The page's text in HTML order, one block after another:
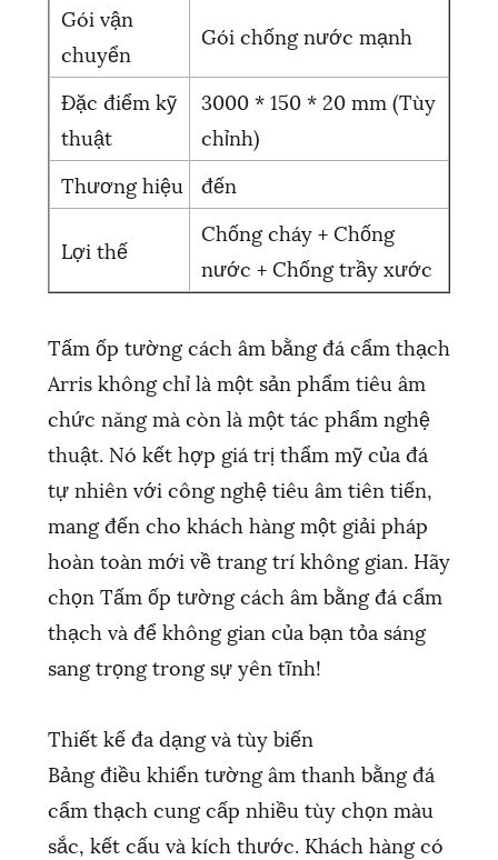
Gói vận
chuyển
Gói chống nước mạnh
Đặc điểm kỹ
thuật
3000 * 150 * 20 mm (Tùy
chỉnh)
Thương hiệu
đến
Lợi thế
Chống cháy + Chống
nước + Chống trầy xước
Tấm ốp tường cách âm bằng đá cẩm thạch
Arris không chỉ là một sản phẩm tiêu âm
chức năng mà còn là một tác phẩm nghệ
thuật. Nó kết hợp giá trị thẩm mỹ của đá
tự nhiên với công nghệ tiêu âm tiên tiến,
mang đến cho khách hàng một giải pháp
hoàn toàn mới về trang trí không gian. Hãy
chọn Tấm ốp tường cách âm bằng đá cẩm
thạch và để không gian của bạn tỏa sáng
sang trọng trong sự yên tĩnh!
Thiết kế đa dạng và tùy biến
Bảng điều khiển tường âm thanh bằng đá
cẩm thạch cung cấp nhiều tùy chọn màu
sắc, kết cấu và kích thước. Khách hàng có